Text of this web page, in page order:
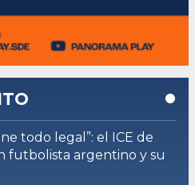
todo legal”: el ICE de
futbolista argentino y su